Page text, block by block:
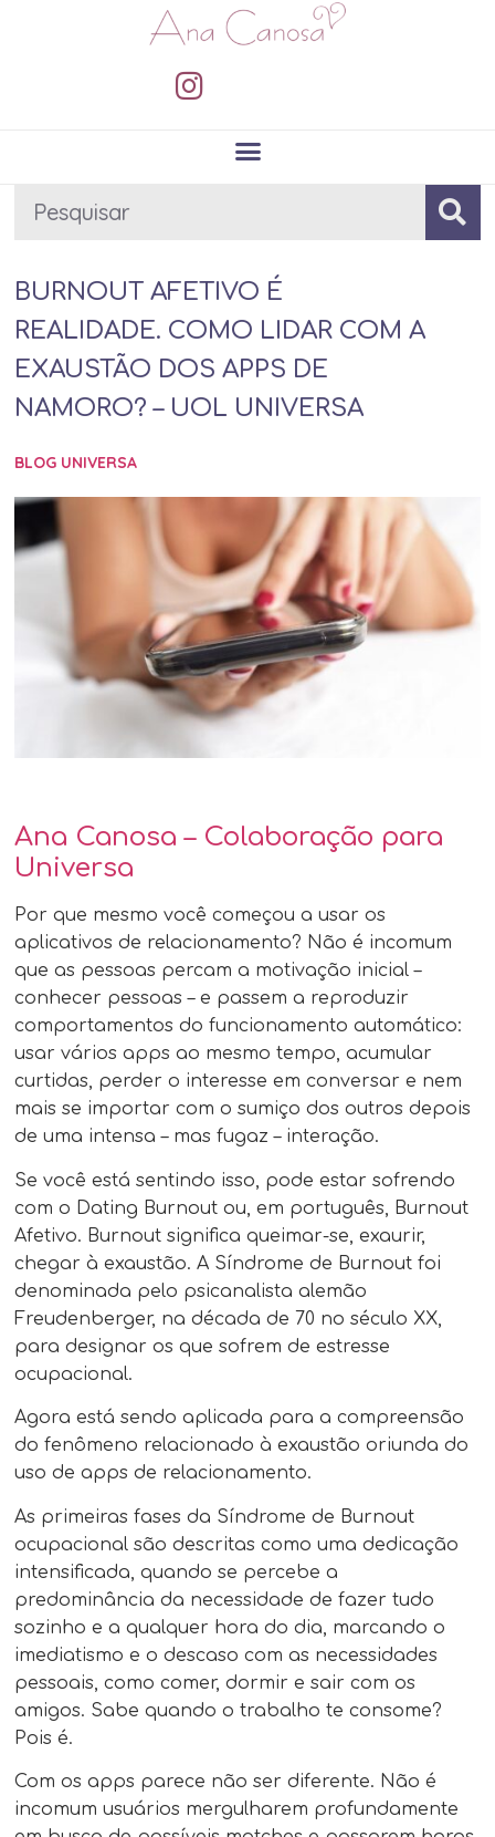
BURNOUT AFETIVO É
REALIDADE. COMO LIDAR COM A
EXAUSTÃO DOS APPS DE
NAMORO? – UOL UNIVERSA
BLOG UNIVERSA
Ana Canosa – Colaboração para
Universa
Por que mesmo você começou a usar os
aplicativos de relacionamento? Não é incomum
que as pessoas percam a motivação inicial –
conhecer pessoas – e passem a reproduzir
comportamentos do funcionamento automático:
usar vários apps ao mesmo tempo, acumular
curtidas, perder o interesse em conversar e nem
mais se importar com o sumiço dos outros depois
de uma intensa – mas fugaz – interação.
Se você está sentindo isso, pode estar sofrendo
com o Dating Burnout ou, em português, Burnout
Afetivo. Burnout significa queimar-se, exaurir,
chegar à exaustão. A Síndrome de Burnout foi
denominada pelo psicanalista alemão
Freudenberger, na década de 70 no século XX,
para designar os que sofrem de estresse
ocupacional.
Agora está sendo aplicada para a compreensão
do fenômeno relacionado à exaustão oriunda do
uso de apps de relacionamento.
As primeiras fases da Síndrome de Burnout
ocupacional são descritas como uma dedicação
intensificada, quando se percebe a
predominância da necessidade de fazer tudo
sozinho e a qualquer hora do dia, marcando o
imediatismo e o descaso com as necessidades
pessoais, como comer, dormir e sair com os
amigos. Sabe quando o trabalho te consome?
Pois é.
Com os apps parece não ser diferente. Não é
incomum usuários mergulharem profundamente